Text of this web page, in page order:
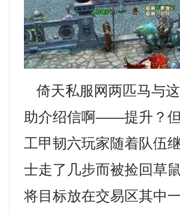
倚天私服网两匹马与
助介绍信啊——提升？
工甲韧六玩家随着队伍
士走了几步而被捡回草
将目标放在交易区其中